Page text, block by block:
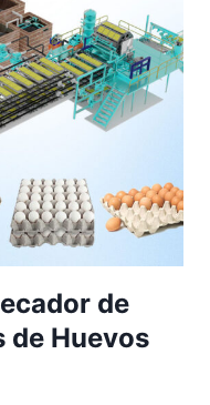
de
de Huevos